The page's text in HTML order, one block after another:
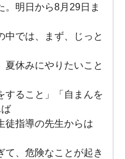
。明日から8月29日ま
中では、まず、じっと
夏休みにやりたいこと
すること」「自まんを
徒指導の先生からは
て、危険なことが起き